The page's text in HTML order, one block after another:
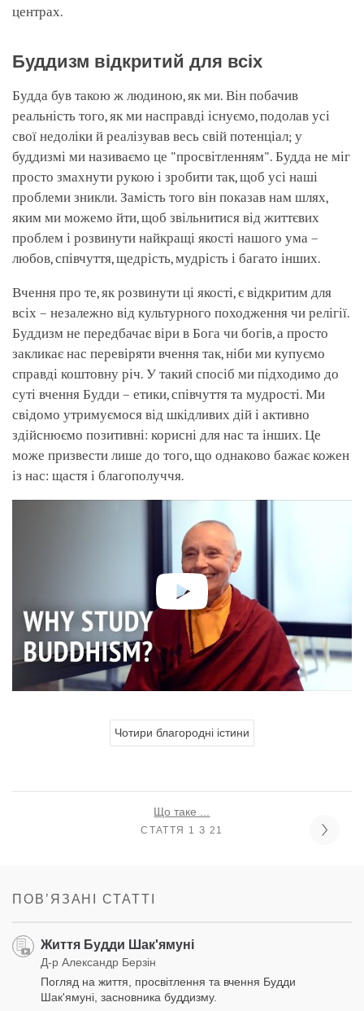
центрах.
Буддизм відкритий для всіх
Будда був такою ж людиною, як ми. Він побачив
реальність того, як ми насправді існуємо, подолав усі
свої недоліки й реалізував весь свій потенціал; у
буддизмі ми називаємо це "просвітленням". Будда не міг
просто змахнути рукою і зробити так, щоб усі наші
проблеми зникли. Замість того він показав нам шлях,
яким ми можемо йти, щоб звільнитися від життєвих
проблем і розвинути найкращі якості нашого ума –
любов, співчуття, щедрість, мудрість і багато інших.
Вчення про те, як розвинути ці якості, є відкритим для
всіх – незалежно від культурного походження чи релігії.
Буддизм не передбачає віри в Бога чи богів, а просто
закликає нас перевіряти вчення так, ніби ми купуємо
справді коштовну річ. У такий спосіб ми підходимо до
суті вчення Будди – етики, співчуття та мудрості. Ми
свідомо утримуємося від шкідливих дій і активно
здійснюємо позитивні: корисні для нас та інших. Це
може призвести лише до того, що однаково бажає кожен
із нас: щастя і благополуччя.
Чотири благородні істини
Що таке ...
СТАТТЯ 1 З 21
ПОВʼЯЗАНІ СТАТТІ
Життя Будди Шак'ямуні
Д-р Александр Берзін
Погляд на життя, просвітлення та вчення Будди
Шак'ямуні, засновника буддизму.